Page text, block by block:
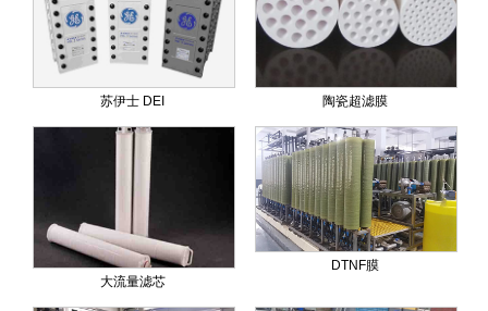
苏伊士 DEI 陶瓷超滤膜
大流量滤芯
DTNF膜